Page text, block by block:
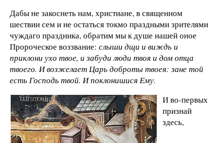
Дабы не закоснеть нам, христиане, в священном
шествии сем и не остаться токмо праздными зрителями
чуждаго праздника, обратим мы к душе нашей оное
Пророческое воззвание: слыши дщи и виждь и
приклони ухо твое, и забуди люди твоя и дом отца
твоего. И возжелает Царь доброты твоея: зане той
есть Господь твой. И поклонишися Ему.
И во-первых
признай
здесь,